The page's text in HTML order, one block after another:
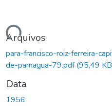
Arquivos
para-francisco-roiz-ferreira-
de-parnagua-79.pdf(95,49
Data
1956